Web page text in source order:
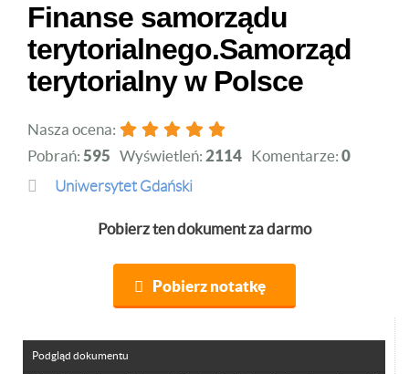
Finanse samorządu
terytorialnego.Samorząd
terytorialny w Polsce
Nasza ocena:
Pobrań: 595 Wyświetleń: 2114 Komentarze: 0
Uniwersytet Gdański
Pobierz ten dokument za darmo
Pobierz notatkę
Podgląd dokumentu